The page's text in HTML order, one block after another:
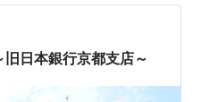
みるパターンですね。 新
日本銀行京都支店～